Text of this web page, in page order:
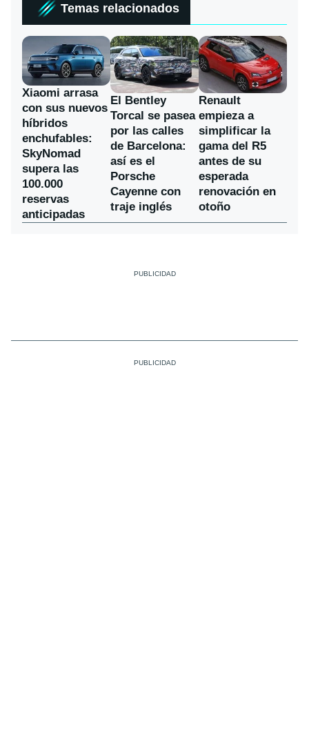
Temas relacionados
Xiaomi arrasa
con sus nuevos
híbridos
enchufables:
SkyNomad
supera las
100.000
reservas
anticipadas
El Bentley
Torcal se pasea
por las calles
de Barcelona:
así es el
Porsche
Cayenne con
traje inglés
Renault
empieza a
simplificar la
gama del R5
antes de su
esperada
renovación en
otoño